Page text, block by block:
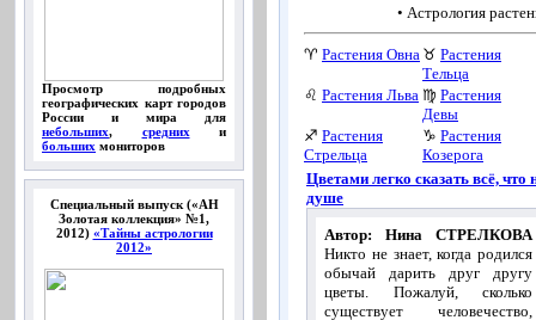
Просмотр подробных
географических карт городов
России и мира для
небольших, средних и
больших мониторов
Специальный выпуск («АН
Золотая коллекция» №1,
2012) «Тайны астрологии
2012»
• Астрология
♈ Растения Овна ♉ Растения
Тельца
♌ Растения Льва ♍ Растения
Девы
♐ Растения
Стрельца
♑ Растения
Козерога
Цветами легко сказать всё, что
душе
Автор: Нина СТРЕЛКОВА
Никто не знает, когда родился
обычай дарить друг другу
цветы. Пожалуй, сколько
существует человечество,